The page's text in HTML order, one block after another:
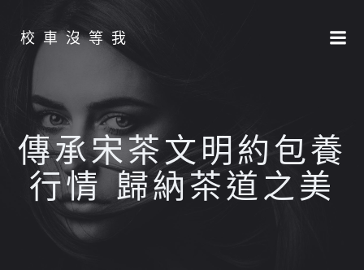
校車沒等我
傳承宋茶文明約包養
行情 歸納茶道之美